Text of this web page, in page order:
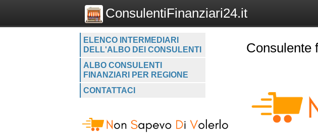
ConsulentiFinanziari24.it
ELENCO INTERMEDIARI
DELL'ALBO DEI CONSULENTI
ALBO CONSULENTI
FINANZIARI PER REGIONE
CONTATTACI
Consulente